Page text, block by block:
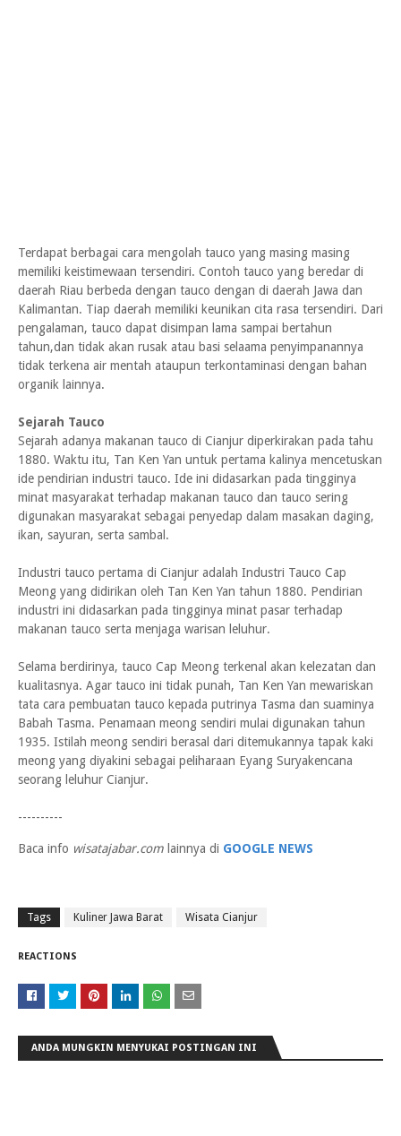
Terdapat berbagai cara mengolah tauco yang masing masing
memiliki keistimewaan tersendiri. Contoh tauco yang beredar di
daerah Riau berbeda dengan tauco dengan di daerah Jawa dan
Kalimantan. Tiap daerah memiliki keunikan cita rasa tersendiri. Dari
pengalaman, tauco dapat disimpan lama sampai bertahun
tahun,dan tidak akan rusak atau basi selaama penyimpanannya
tidak terkena air mentah ataupun terkontaminasi dengan bahan
organik lainnya.
Sejarah Tauco
Sejarah adanya makanan tauco di Cianjur diperkirakan pada tahu
1880. Waktu itu, Tan Ken Yan untuk pertama kalinya mencetuskan
ide pendirian industri tauco. Ide ini didasarkan pada tingginya
minat masyarakat terhadap makanan tauco dan tauco sering
digunakan masyarakat sebagai penyedap dalam masakan daging,
ikan, sayuran, serta sambal.
Industri tauco pertama di Cianjur adalah Industri Tauco Cap
Meong yang didirikan oleh Tan Ken Yan tahun 1880. Pendirian
industri ini didasarkan pada tingginya minat pasar terhadap
makanan tauco serta menjaga warisan leluhur.
Selama berdirinya, tauco Cap Meong terkenal akan kelezatan dan
kualitasnya. Agar tauco ini tidak punah, Tan Ken Yan mewariskan
tata cara pembuatan tauco kepada putrinya Tasma dan suaminya
Babah Tasma. Penamaan meong sendiri mulai digunakan tahun
1935. Istilah meong sendiri berasal dari ditemukannya tapak kaki
meong yang diyakini sebagai peliharaan Eyang Suryakencana
seorang leluhur Cianjur.
----------
Baca info wisatajabar.com lainnya di GOOGLE NEWS
Tags Kuliner Jawa Barat Wisata Cianjur
REACTIONS
ANDA MUNGKIN MENYUKAI POSTINGAN INI